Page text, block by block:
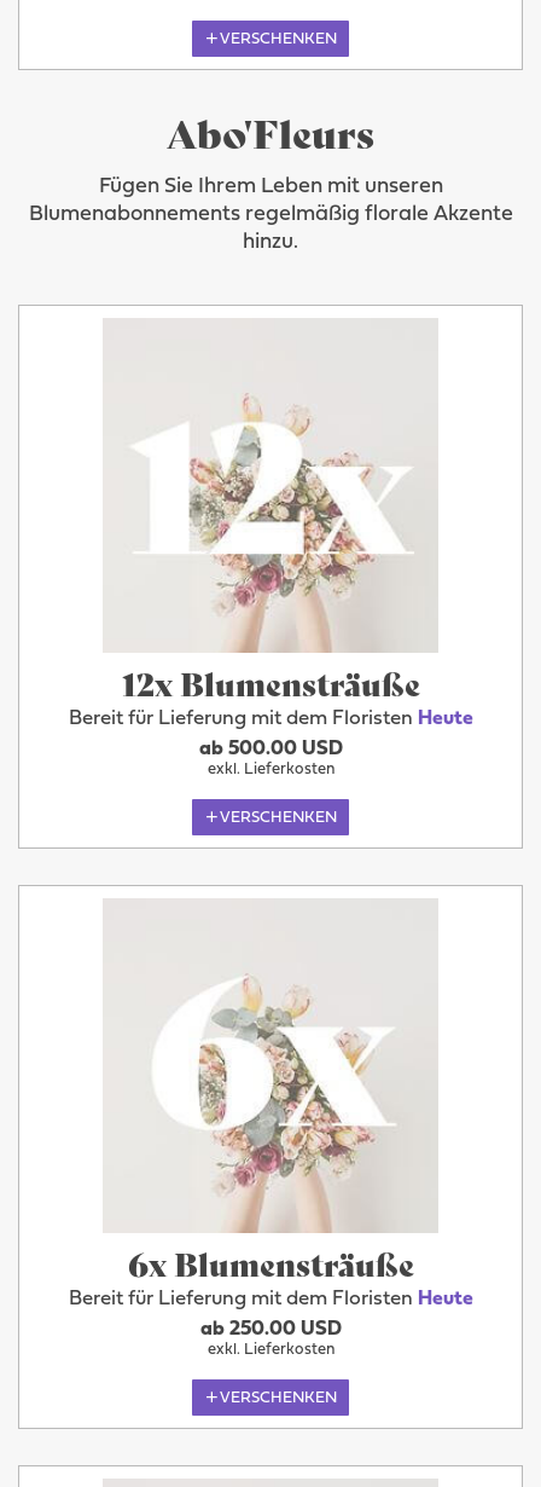
VERSCHENKEN
Abo'Fleurs
Fügen Sie Ihrem Leben mit unseren
Blumenabonnements regelmäßig florale Akzente
hinzu.
12x Blumensträuße
Bereit für Lieferung mit dem Floristen Heute
ab 500.00 USD
exkl. Lieferkosten
VERSCHENKEN
6x Blumensträuße
Bereit für Lieferung mit dem Floristen Heute
ab 250.00 USD
exkl. Lieferkosten
VERSCHENKEN